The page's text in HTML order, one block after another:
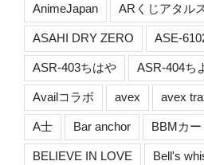
AnimeJapan ARくじアタル
ASAHI DRY ZERO ASE-
ASR-403ちはや ASR-404ち
Availコラボ avex avex
A士 Bar anchor BBMカー
BELIEVE IN LOVE Bell's